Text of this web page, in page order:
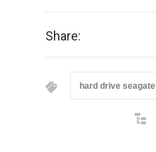
Share:
hard drive seagate